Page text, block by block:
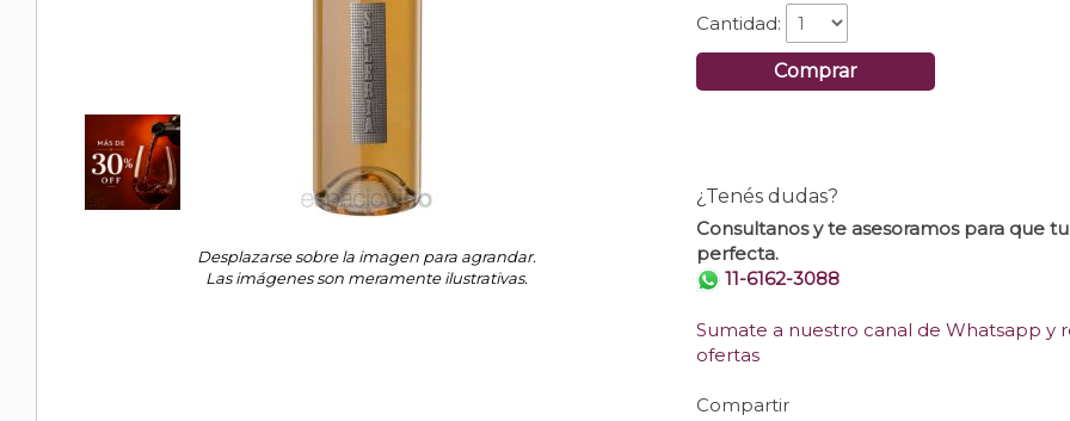
Desplazarse sobre la imagen para agrandar.
Las imágenes son meramente ilustrativas.
Cantidad:
Comprar
¿Tenés dudas?
Consultanos y te asesoramos para que
perfecta.
11-6162-3088
Sumate a nuestro canal de Whatsapp y
ofertas
Compartir